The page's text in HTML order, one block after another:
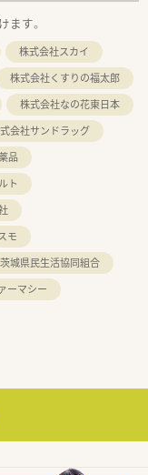
ます。
株式会社スカイ
株式会社くすりの福太郎
株式会社なの花東日本
会社サンドラッグ
品
ト
モ
茨城県民生活協同組合
ーマシー